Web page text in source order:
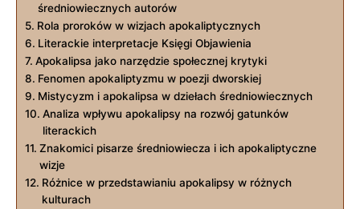
średniowiecznych ‍autorów
Rola ⁤proroków w wizjach ‌apokaliptycznych
Literackie‍ interpretacje Księgi Objawienia
Apokalipsa jako⁢ narzędzie społecznej krytyki
Fenomen apokaliptyzmu w poezji dworskiej
Mistycyzm i apokalipsa w dziełach średniowiecznych
Analiza wpływu‌ apokalipsy na rozwój gatunków
literackich
Znakomici pisarze średniowiecza i ich apokaliptyczne
‍wizje
Różnice w‌ przedstawianiu apokalipsy w różnych
kulturach